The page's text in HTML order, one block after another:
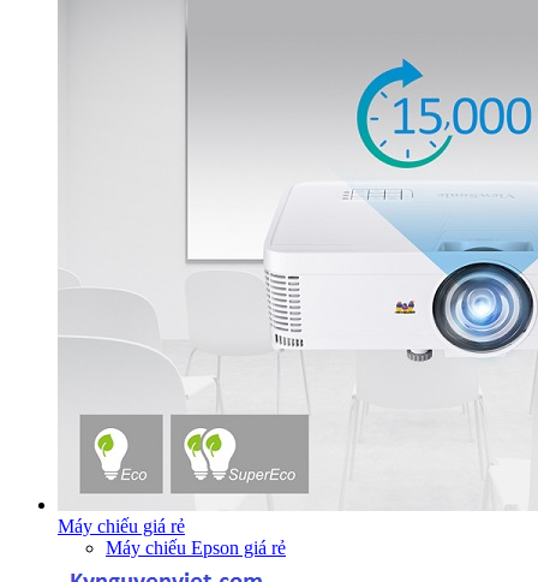
Máy chiếu giá rẻ
Máy chiếu Epson giá rẻ